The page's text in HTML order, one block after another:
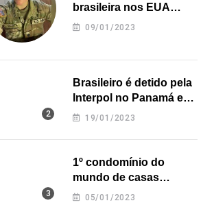
brasileira nos EUA
revela onde deixou o
09/01/2023
Brasileiro é detido pela
Interpol no Panamá e
pode pegar prisão
19/01/2023
1º condomínio do
mundo de casas
impressas em 3D é
05/01/2023